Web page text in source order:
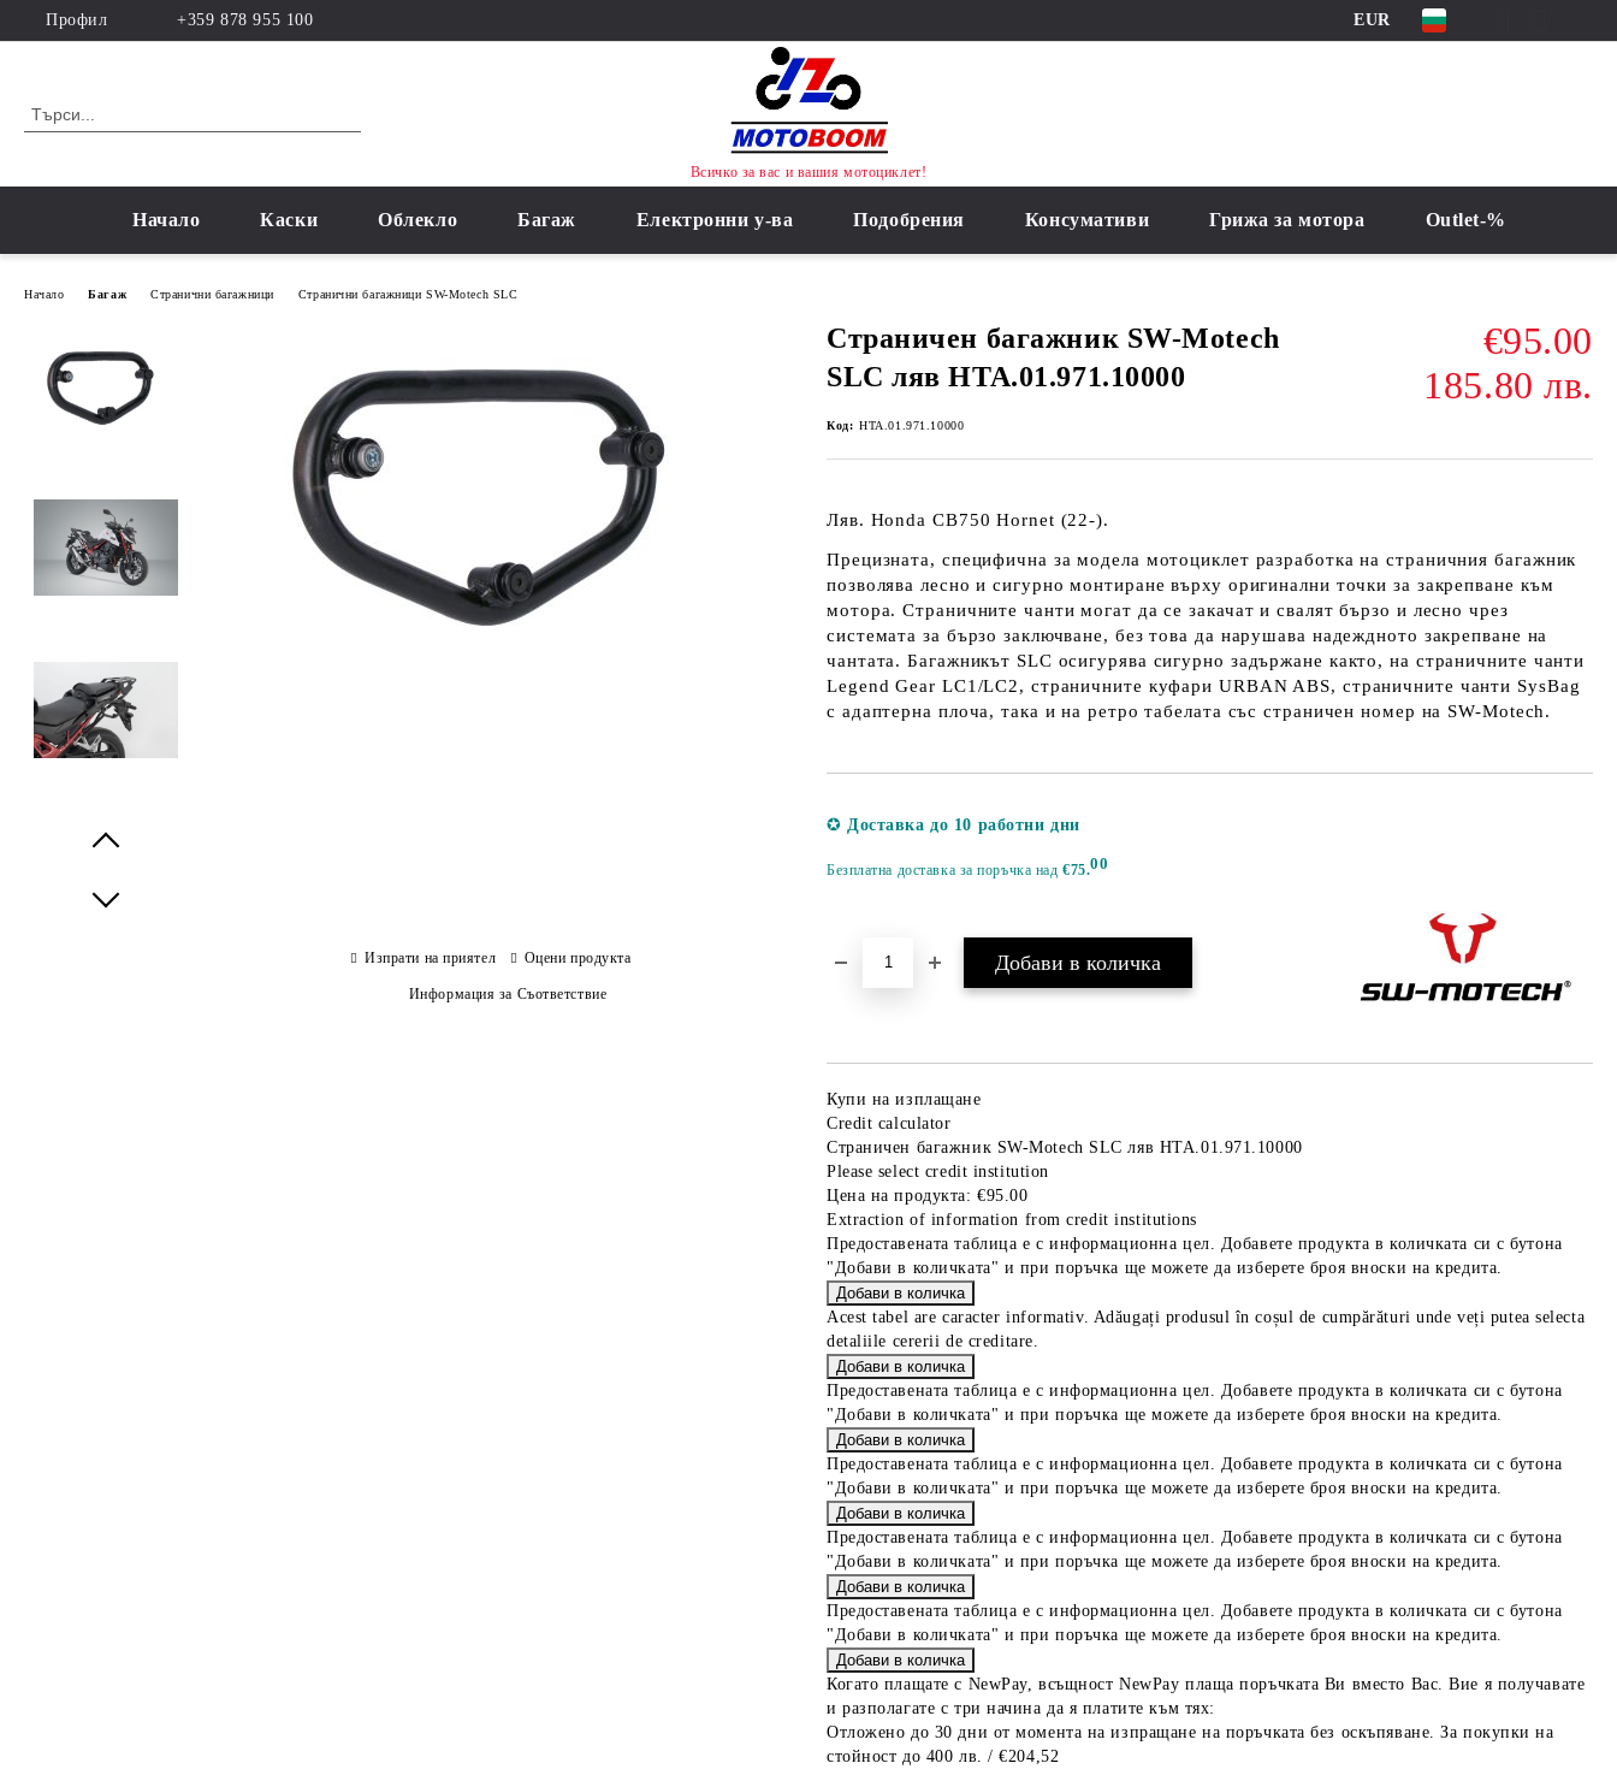
Профил +359 878 955 100 EUR
Всичко за вас и вашия мотоциклет!
Начало Каски Облекло Багаж Електронни у-ва Подобрения Консумативи Грижа за мотора Outlet-%
Начало Багаж Странични багажници Странични багажници SW-Motech SLC
Страничен багажник SW-Motech
SLC ляв HTA.01.971.10000
€95.00
185.80 лв.
Код: HTA.01.971.10000
Ляв. Honda CB750 Hornet (22-).
Прецизната, специфична за модела мотоциклет разработка на страничния багажник
позволява лесно и сигурно монтиране върху оригинални точки за закрепване към
мотора. Страничните чанти могат да се закачат и свалят бързо и лесно чрез
системата за бързо заключване, без това да нарушава надеждното закрепване на
чантата. Багажникът SLC осигурява сигурно задържане както, на страничните чанти
Legend Gear LC1/LC2, страничните куфари URBAN ABS, страничните чанти SysBag
с адаптерна плоча, така и на ретро табелата със страничен номер на SW-Motech.
✪ Доставка до 10 работни дни
Безплатна доставка за поръчка над€75.00
Купи на изплащане
Credit calculator
Страничен багажник SW-Motech SLC ляв HTA.01.971.10000
Please select credit institution
Цена на продукта: €95.00
Extraction of information from credit institutions
Предоставената таблица е с информационна цел. Добавете продукта в количката си с бутона
"Добави в количката" и при поръчка ще можете да изберете броя вноски на кредита.
Acest tabel are caracter informativ. Adăugați produsul în coșul de cumpărături unde veți putea selecta
detaliile cererii de creditare.
Предоставената таблица е с информационна цел. Добавете продукта в количката си с бутона
"Добави в количката" и при поръчка ще можете да изберете броя вноски на кредита.
Предоставената таблица е с информационна цел. Добавете продукта в количката си с бутона
"Добави в количката" и при поръчка ще можете да изберете броя вноски на кредита.
Предоставената таблица е с информационна цел. Добавете продукта в количката си с бутона
"Добави в количката" и при поръчка ще можете да изберете броя вноски на кредита.
Предоставената таблица е с информационна цел. Добавете продукта в количката си с бутона
"Добави в количката" и при поръчка ще можете да изберете броя вноски на кредита.
Когато плащате с NewPay, всъщност NewPay плаща поръчката Ви вместо Вас. Вие я получавате
и разполагате с три начина да я платите към тях:
Отложено до 30 дни от момента на изпращане на поръчката без оскъпяване. За покупки на
стойност до 400 лв. / €204,52
Изпрати на приятел Оцени продукта
Информация за Съответствие